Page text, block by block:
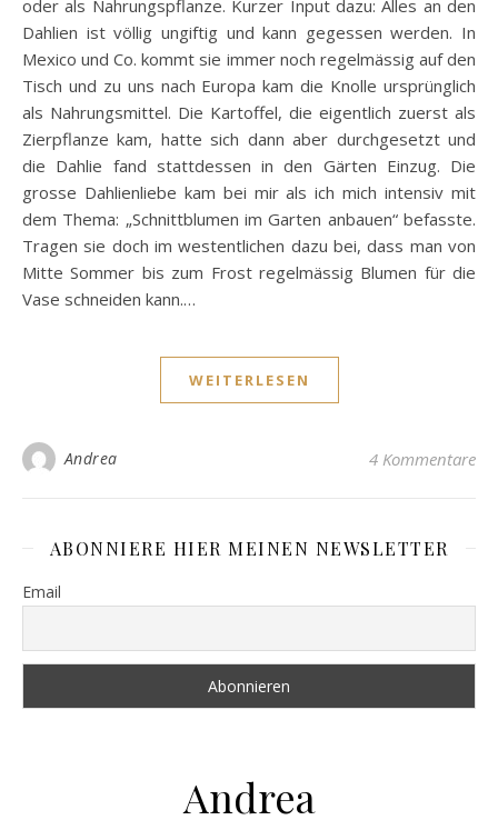
oder als Nahrungspflanze. Kurzer Input dazu: Alles an den
Dahlien ist völlig ungiftig und kann gegessen werden. In
Mexico und Co. kommt sie immer noch regelmässig auf den
Tisch und zu uns nach Europa kam die Knolle ursprünglich
als Nahrungsmittel. Die Kartoffel, die eigentlich zuerst als
Zierpflanze kam, hatte sich dann aber durchgesetzt und
die Dahlie fand stattdessen in den Gärten Einzug. Die
grosse Dahlienliebe kam bei mir als ich mich intensiv mit
dem Thema: „Schnittblumen im Garten anbauen“ befasste.
Tragen sie doch im westentlichen dazu bei, dass man von
Mitte Sommer bis zum Frost regelmässig Blumen für die
Vase schneiden kann.…
WEITERLESEN
Andrea 4 Kommentare
ABONNIERE HIER MEINEN NEWSLETTER
Email
Andrea